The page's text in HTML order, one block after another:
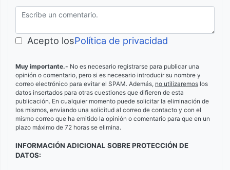
Acepto losPolítica de privacidad
Muy importante.- No es necesario registrarse para publicar una
opinión o comentario, pero si es necesario introducir su nombre y
correo electrónico para evitar el SPAM. Además, no utilizaremos los
datos insertados para otras cuestiones que difieren de esta
publicación. En cualquier momento puede solicitar la eliminación de
los mismos, enviando una solicitud al correo de contacto y con el
mismo correo que ha emitido la opinión o comentario para que en un
plazo máximo de 72 horas se elimina.
INFORMACIÓN ADICIONAL SOBRE PROTECCIÓN DE
DATOS: